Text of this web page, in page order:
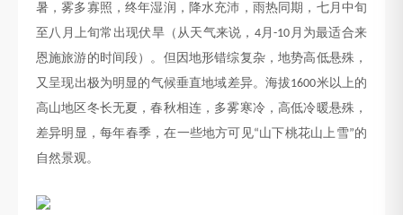
暑，雾多寡照，终年湿润，降水充沛，雨热同期，七月中旬
至八月上旬常出现伏旱（从天气来说， 4月-10 月为最适合来
恩施旅游的时间段）。但因地形错综复杂，地势高低悬殊，
又呈现出极为明显的气候垂直地域差异。海拔1600米以上的
高山地区冬长无夏，春秋相连，多雾寒冷，高低冷暖悬殊，
差异明显，每年春季，在一些地方可见“山下桃花山上雪”的
自然景观。